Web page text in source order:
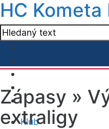
HC Kometa
Klub
Zápasy »
extraligy